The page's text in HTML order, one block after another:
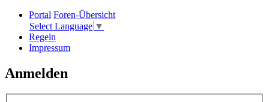
Portal Foren-Übersicht
Select Language ▼
Regeln
Impressum
Anmelden